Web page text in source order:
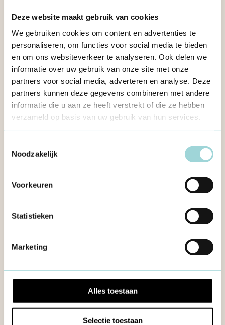
Deze website maakt gebruik van cookies
We gebruiken cookies om content en advertenties te
personaliseren, om functies voor social media te bieden
en om ons websiteverkeer te analyseren. Ook delen we
informatie over uw gebruik van onze site met onze
partners voor social media, adverteren en analyse. Deze
partners kunnen deze gegevens combineren met andere
informatie die u aan ze heeft verstrekt of die ze hebben
verzameld op basis van uw gebruik van hun services.
Noodzakelijk
Voorkeuren
Statistieken
Marketing
Alles toestaan
Selectie toestaan
Complex B
barelstraat 111
2880 Bornem
vzw GIRL (BRAVE)
Karel van Manderstraat 68